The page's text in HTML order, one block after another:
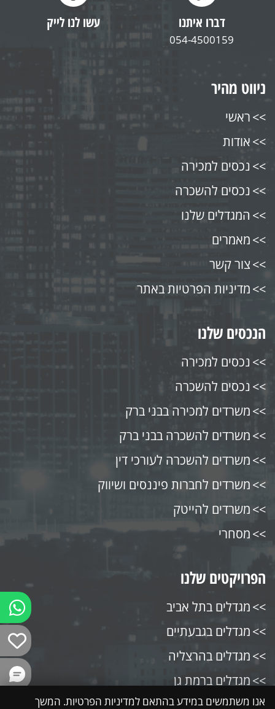
דברו איתנו
054-4500159
עשו לנו לייק
ניווט מהיר
ראשי
אודות
נכסים למכירה
נכסים להשכרה
המגדלים שלנו
מאמרים
צור קשר
מדיניות הפרטיות באתר
הנכסים שלנו
נכסים למכירה
נכסים להשכרה
משרדים למכירה בבני ברק
משרדים להשכרה בבני ברק
משרדים להשכרה לעורכי דין
משרדים לחברות פיננסים ושיווק
משרדים להייטק
מסחרי
הפרויקטים שלנו
מגדלים בתל אביב
מגדלים בגבעתיים
מגדלים בהרצליה
מגדלים ברמת גן
מגדלים בבני ברק
אנו משתמשים במידע בהתאם למדיניות הפרטיות. המשך